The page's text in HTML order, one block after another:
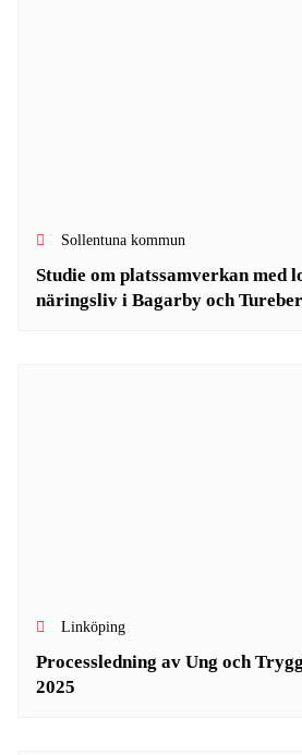
Sollentuna kommun
Studie om platssamverkan med
näringsliv i Bagarby och
Linköping
Processledning av Ung och
2025